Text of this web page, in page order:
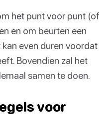
het punt voor punt (of
en om beurten een
even duren voordat
Bovendien zal het
samen te doen.
voor